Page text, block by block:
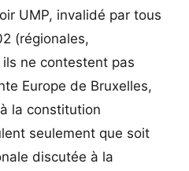
UMP, invalidé par tous
(régionales,
ne contestent pas
Europe de Bruxelles,
la constitution
seulement que soit
discutée à la